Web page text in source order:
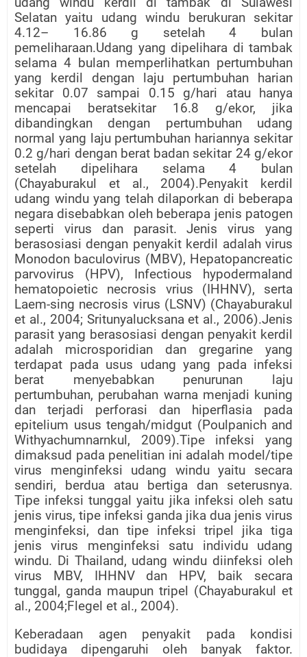
Selatan yaitu udang windu berukuran sekitar
4.12– 16.86 g setelah 4 bulan
pemeliharaan.Udang yang dipelihara di tambak
selama 4 bulan memperlihatkan pertumbuhan
yang kerdil dengan laju pertumbuhan harian
sekitar 0.07 sampai 0.15 g/hari atau hanya
mencapai beratsekitar 16.8 g/ekor, jika
dibandingkan dengan pertumbuhan udang
normal yang laju pertumbuhan hariannya sekitar
0.2 g/hari dengan berat badan sekitar 24 g/ekor
setelah dipelihara selama 4 bulan
(Chayaburakul et al., 2004).Penyakit kerdil
udang windu yang telah dilaporkan di beberapa
negara disebabkan oleh beberapa jenis patogen
seperti virus dan parasit. Jenis virus yang
berasosiasi dengan penyakit kerdil adalah virus
Monodon baculovirus (MBV), Hepatopancreatic
parvovirus (HPV), Infectious hypodermaland
hematopoietic necrosis vrius (IHHNV), serta
Laem-sing necrosis virus (LSNV) (Chayaburakul
et al., 2004; Sritunyalucksana et al., 2006).Jenis
parasit yang berasosiasi dengan penyakit kerdil
adalah microsporidian dan gregarine yang
terdapat pada usus udang yang pada infeksi
berat menyebabkan penurunan laju
pertumbuhan, perubahan warna menjadi kuning
dan terjadi perforasi dan hiperflasia pada
epitelium usus tengah/midgut (Poulpanich and
Withyachumnarnkul, 2009).Tipe infeksi yang
dimaksud pada penelitian ini adalah model/tipe
virus menginfeksi udang windu yaitu secara
sendiri, berdua atau bertiga dan seterusnya.
Tipe infeksi tunggal yaitu jika infeksi oleh satu
jenis virus, tipe infeksi ganda jika dua jenis virus
menginfeksi, dan tipe infeksi tripel jika tiga
jenis virus menginfeksi satu individu udang
windu. Di Thailand, udang windu diinfeksi oleh
virus MBV, IHHNV dan HPV, baik secara
tunggal, ganda maupun tripel (Chayaburakul et
al., 2004;Flegel et al., 2004).
Keberadaan agen penyakit pada kondisi
budidaya dipengaruhi oleh banyak faktor.